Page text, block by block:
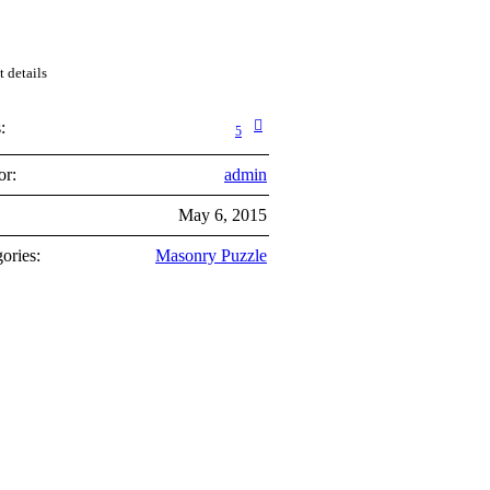
details
5
admin
May 6, 2015
Masonry Puzzle